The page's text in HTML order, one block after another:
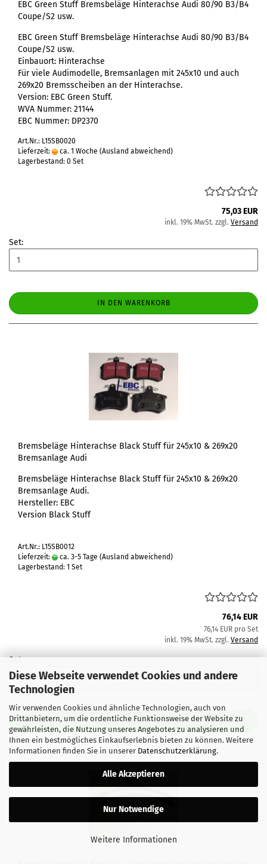
Diese Webseite verwendet Cookies und andere
Technologien
Wir verwenden Cookies und ähnliche Technologien, auch von
Drittanbietern, um die ordentliche Funktionsweise der Website zu
gewährleisten, die Nutzung unseres Angebotes zu analysieren und
Ihnen ein bestmögliches Einkaufserlebnis bieten zu können. Weitere
Informationen finden Sie in unserer Datenschutzerklärung.
Alle Akzeptieren
Nur Notwendige
Weitere Informationen
EBC Green Stuff Bremsbeläge Hinterachse Audi 80/90 B3/B4
Coupe/S2 usw.
EBC Green Stuff Bremsbeläge Hinterachse Audi 80/90 B3/B4
Coupe/S2 usw.
Einbauort: Hinterachse
Für viele Audimodelle, Bremsanlagen mit 245x10 und auch
269x20 Bremsscheiben an der Hinterachse.
Version: EBC Green Stuff.
WVA Nummer: 21144
EBC Nummer: DP2370
Art.Nr.: L15SB0020
Lieferzeit:
ca. 1 Woche (Ausland abweichend)
Lagerbestand: 0 Set
75,03 EUR
inkl. 19% MwSt. zzgl. Versand
Set:
IN DEN WARENKORB
Bremsbeläge Hinterachse Black Stuff für 245x10 & 269x20
Bremsanlage Audi
Bremsbeläge Hinterachse Black Stuff für 245x10 & 269x20
Bremsanlage Audi.
Hersteller: EBC
Version Black Stuff
Art.Nr.: L15SB0012
Lieferzeit:
ca. 3-5 Tage (Ausland abweichend)
Lagerbestand: 1 Set
76,14 EUR
76,14 EUR pro Set
inkl. 19% MwSt. zzgl. Versand
Set:
IN DEN WARENKORB